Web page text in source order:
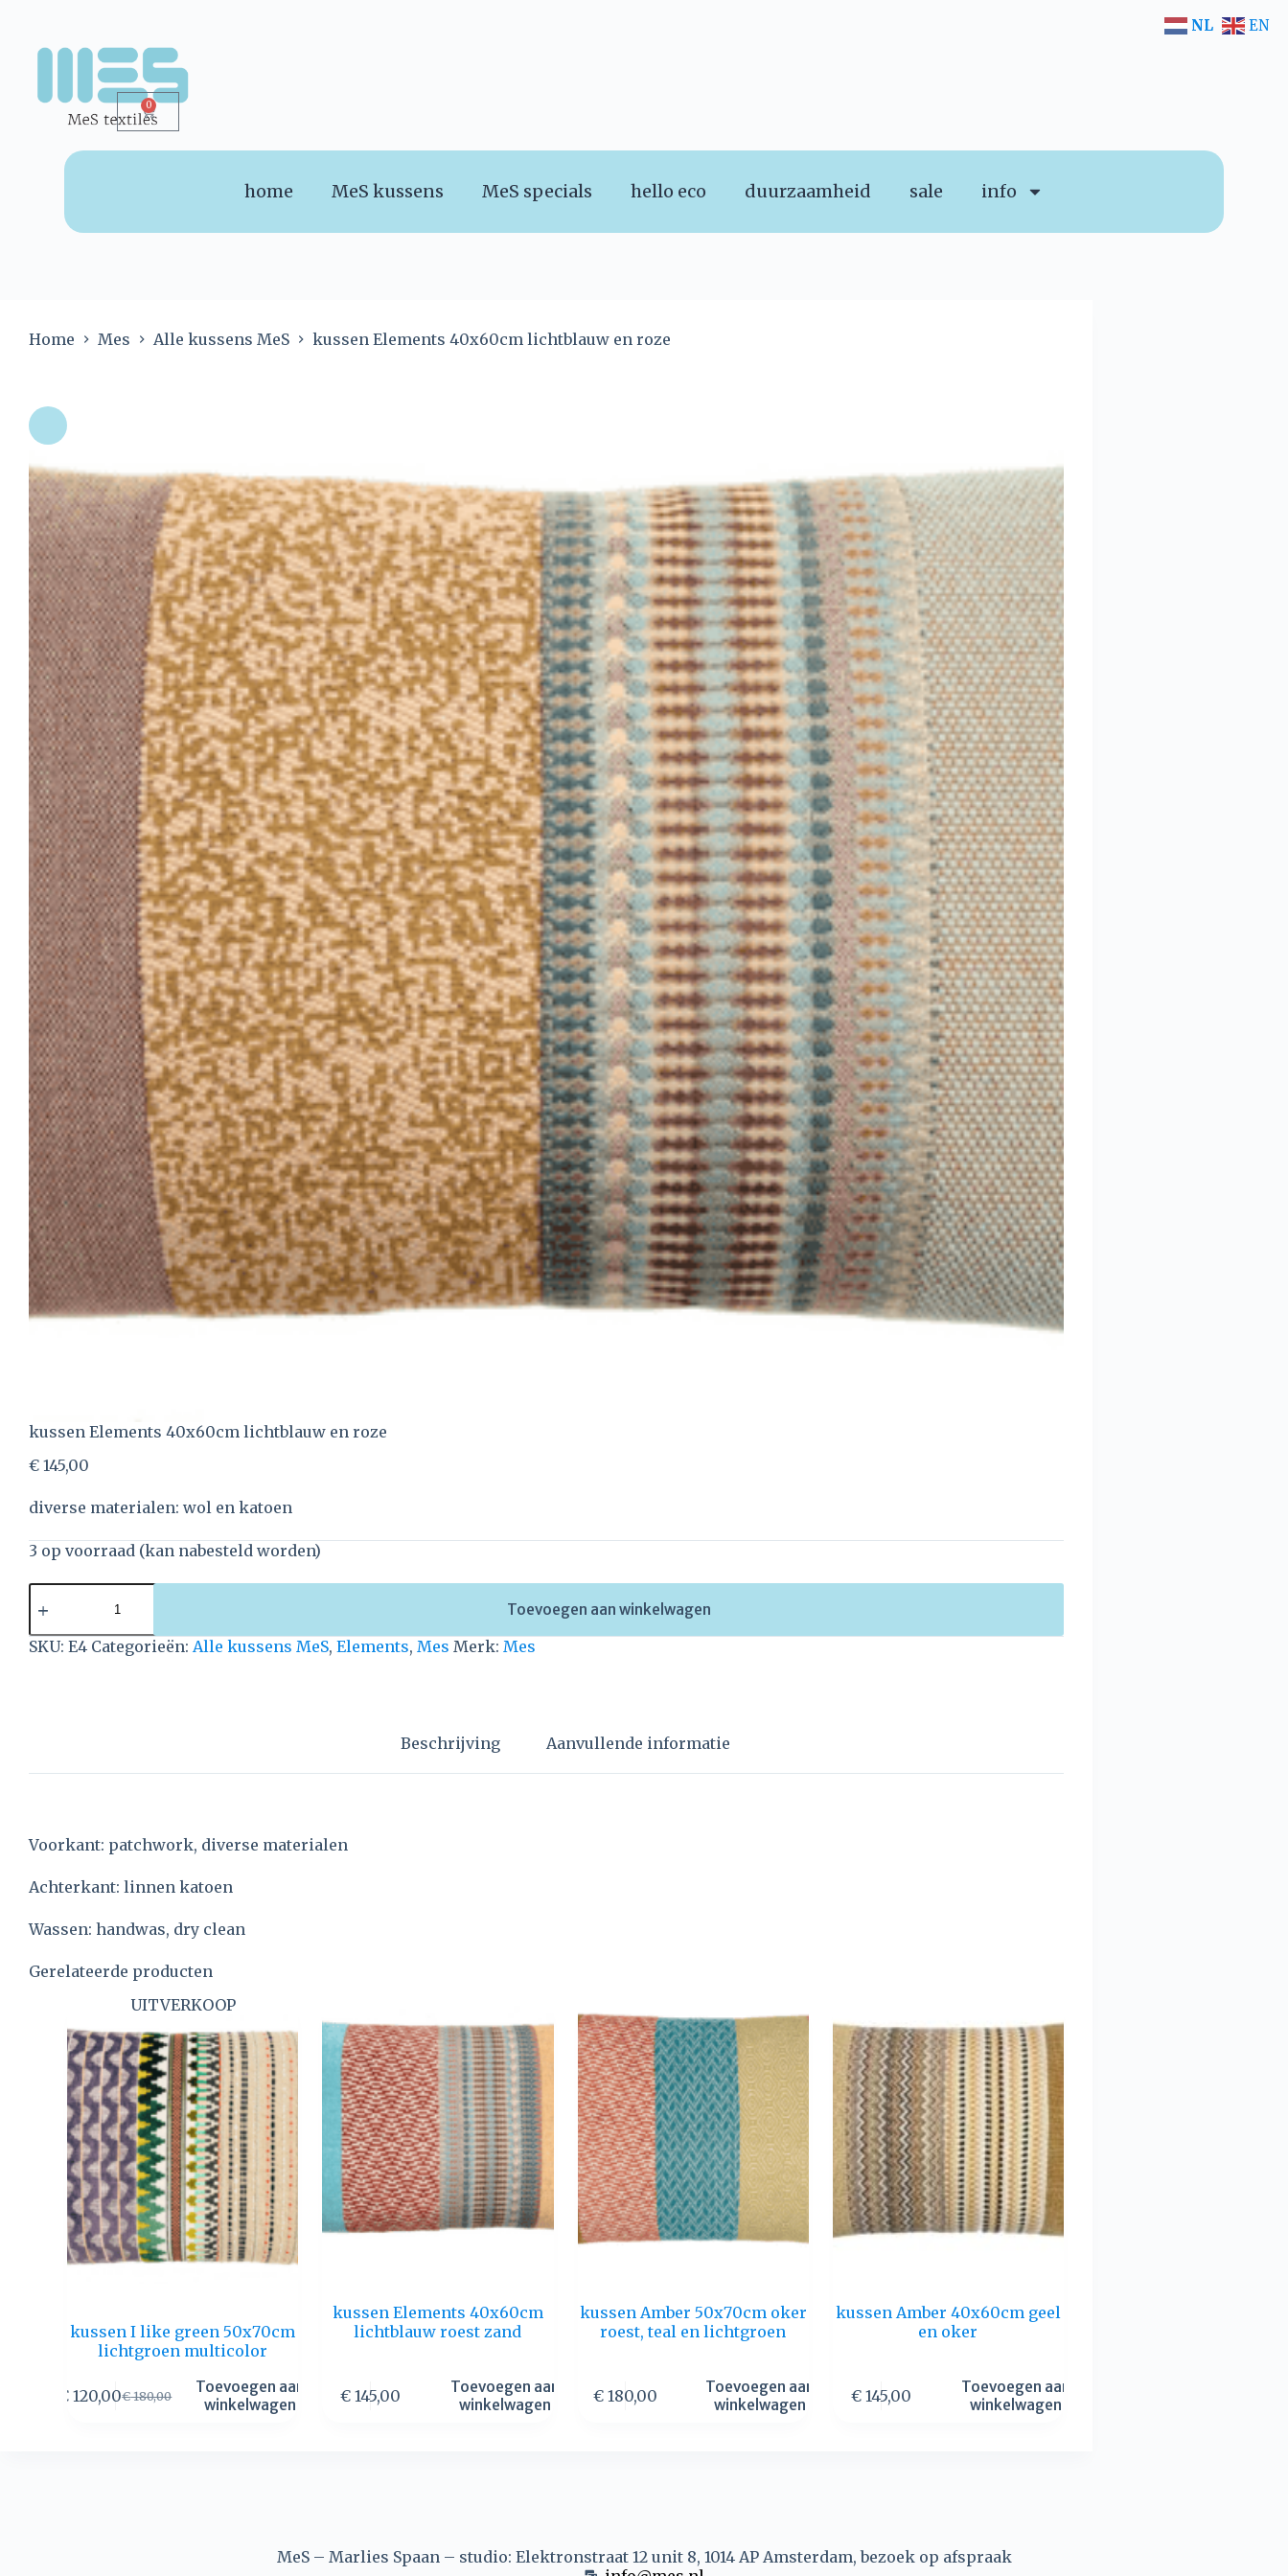
0
home MeS kussens MeS specials hello eco duurzaamheid sale info
Home Mes Alle kussens MeS kussen Elements 40x60cm lichtblauw en roze
kussen Elements 40x60cm lichtblauw en roze
€ 145,00
diverse materialen: wol en katoen
3 op voorraad (kan nabesteld worden)
Toevoegen aan winkelwagen
SKU: E4 Categorieën: Alle kussens MeS, Elements, Mes Merk: Mes
Beschrijving Aanvullende informatie
Voorkant: patchwork, diverse materialen
Achterkant: linnen katoen
Wassen: handwas, dry clean
Gerelateerde producten
UITVERKOOP
kussen I like green 50x70cm
lichtgroen multicolor
€180,00
€ 120,00
Toevoegen aan
winkelwagen
kussen Elements 40x60cm
lichtblauw roest zand
€ 145,00
Toevoegen aan
winkelwagen
kussen Amber 50x70cm oker
roest, teal en lichtgroen
€ 180,00
Toevoegen aan
winkelwagen
kussen Amber 40x60cm geel
en oker
€145,00
Toevoegen aan
winkelwagen
MeS – Marlies Spaan – studio: Elektronstraat 12 unit 8, 1014 AP Amsterdam, bezoek op afspraak
NL EN